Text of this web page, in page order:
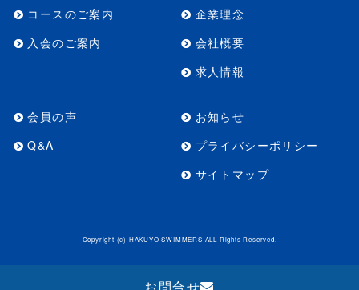
コースのご案内
入会のご案内
企業理念
会社概要
求人情報
会員の声
Q&A
お知らせ
プライバシーポリシー
サイトマップ
Copyright (c) HAKUYO SWIMMERS ALL Rights Reserved.